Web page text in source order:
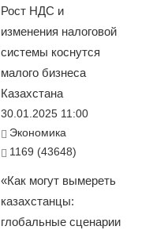
Рост НДС и
изменения налоговой
системы коснутся
малого бизнеса
Казахстана
30.01.2025 11:00
Экономика
1169 (43648)
«Как могут вымереть
казахстанцы:
глобальные сценарии